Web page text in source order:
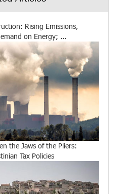
Rising Emissions,
on Energy; ...
the Jaws of the Pliers:
Tax Policies